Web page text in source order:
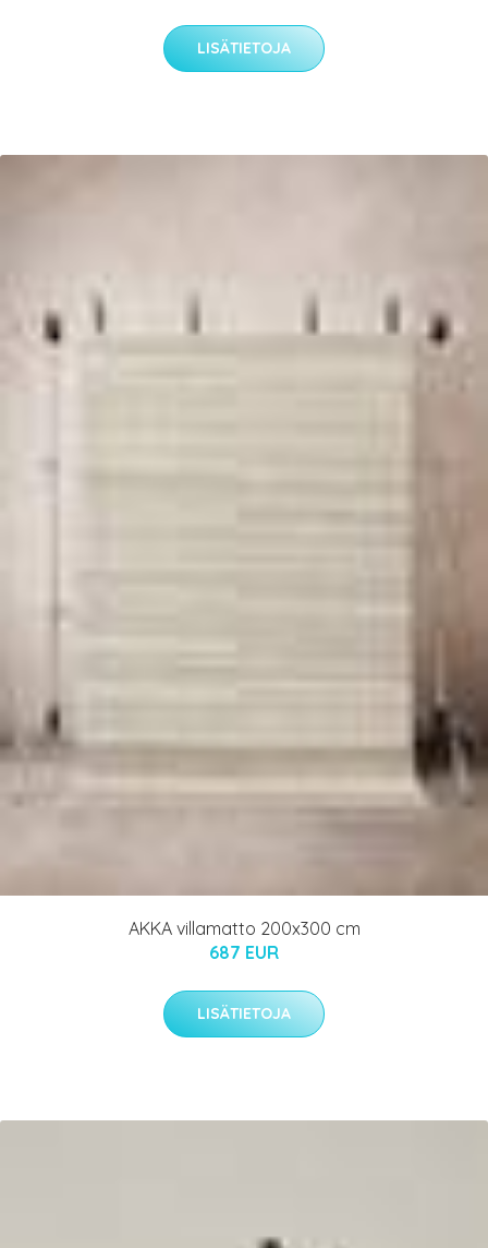
LISÄTIETOJA
AKKA villamatto 200x300 cm
687 EUR
LISÄTIETOJA